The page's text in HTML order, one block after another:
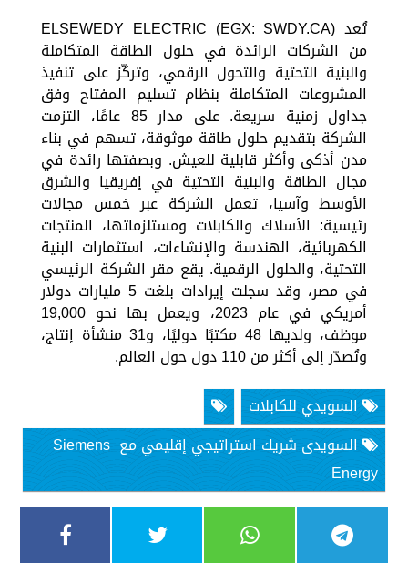
تُعد ELSEWEDY ELECTRIC (EGX: SWDY.CA)
من الشركات الرائدة في حلول الطاقة المتكاملة
والبنية التحتية والتحول الرقمي، وتركّز على تنفيذ
المشروعات المتكاملة بنظام تسليم المفتاح وفق
جداول زمنية سريعة. على مدار 85 عامًا، التزمت
الشركة بتقديم حلول طاقة موثوقة، تسهم في بناء
مدن أذكى وأكثر قابلية للعيش. وبصفتها رائدة في
مجال الطاقة والبنية التحتية في إفريقيا والشرق
الأوسط وآسيا، تعمل الشركة عبر خمس مجالات
رئيسية: الأسلاك والكابلات ومستلزماتها، المنتجات
الكهربائية، الهندسة والإنشاءات، استثمارات البنية
التحتية، والحلول الرقمية. يقع مقر الشركة الرئيسي
في مصر، وقد سجلت إيرادات بلغت 5 مليارات دولار
أمريكي في عام 2023، ويعمل بها نحو 19,000
موظف، ولديها 48 مكتبًا دوليًا، و31 منشأة إنتاج،
وتُصدّر إلى أكثر من 110 دول حول العالم.
السويدي للكابلات
السويدى شريك استراتيجي إقليمي مع Siemens
Energy